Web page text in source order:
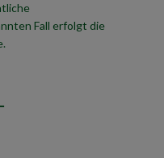
Fall erfolgt die